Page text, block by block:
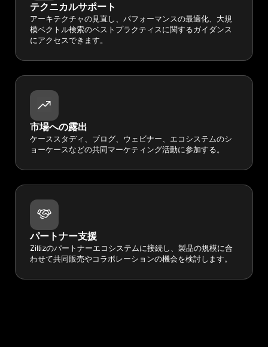
テクニカルサポート
アーキテクチャの見直し、パフォーマンスの最適化、大規
模ベクトル検索のベストプラクティスに関するガイダンス
にアクセスできます。
市場への露出
ケーススタディ、ブログ、ウェビナー、エコシステムのシ
ョーケースなどの共同マーケティング活動に参加する。
パートナー支援
Zillizのパートナーエコシステムに接続し、製品の規模に合
わせて共同販売やコラボレーションの機会を検討します。